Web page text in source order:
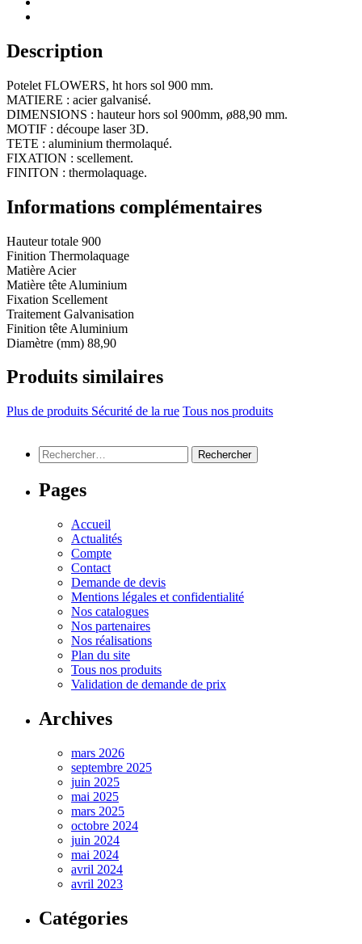
Description
Potelet FLOWERS, ht hors sol 900 mm.
MATIERE : acier galvanisé.
DIMENSIONS : hauteur hors sol 900mm, ø88,90 mm.
MOTIF : découpe laser 3D.
TETE : aluminium thermolaqué.
FIXATION : scellement.
FINITON : thermolaquage.
Informations complémentaires
Hauteur totale 900
Finition Thermolaquage
Matière Acier
Matière tête Aluminium
Fixation Scellement
Traitement Galvanisation
Finition tête Aluminium
Diamètre (mm) 88,90
Produits similaires
Plus de produits Sécurité de la rue Tous nos produits
Rechercher :
Pages
Accueil
Actualités
Compte
Contact
Demande de devis
Mentions légales et confidentialité
Nos catalogues
Nos partenaires
Nos réalisations
Plan du site
Tous nos produits
Validation de demande de prix
Archives
mars 2026
septembre 2025
juin 2025
mai 2025
mars 2025
octobre 2024
juin 2024
mai 2024
avril 2024
avril 2023
Catégories